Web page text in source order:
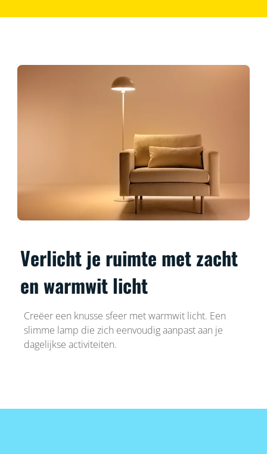
Verlicht je ruimte met zacht
en warmwit licht
Creëer een knusse sfeer met warmwit licht. Een
slimme lamp die zich eenvoudig aanpast aan je
dagelijkse activiteiten.